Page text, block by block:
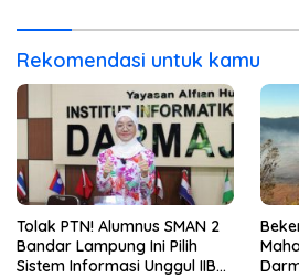
Rekomendasi untuk kamu
Tolak PTN! Alumnus SMAN 2
Bandar Lampung Ini Pilih
Sistem Informasi Unggul IIB